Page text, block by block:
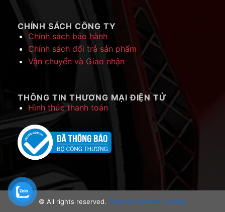
CHÍNH SÁCH CÔNG TY
Chính sách bảo hành
Chính sách đổi trả sản phẩm
Vận chuyển và Giao nhận
THÔNG TIN THƯƠNG MẠI ĐIỆN TỬ
Hình thức thanh toán
© All rights reserved. Thiết kế website Findme